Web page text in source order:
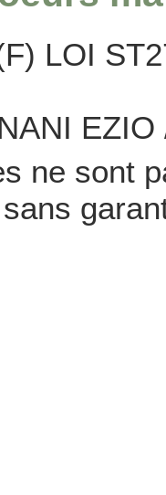
LOI
ne sont